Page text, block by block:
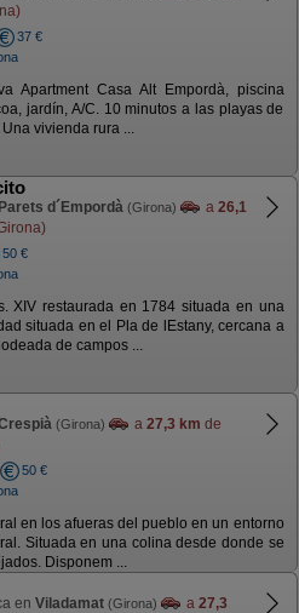
37 €
Apartment Casa Alt Empordà, piscina
jardín, A/C. 10 minutos a las playas de
vivienda rura ...
Parets d´Empordà (Girona) a 26,1
50 €
XIV restaurada en 1784 situada en una
situada en el Pla de lEstany, cercana a
de campos ...
(Girona) a 27,3 km de
50 €
en los afueras del pueblo en un entorno
Situada en una colina desde donde se
Disponem ...
en Viladamat (Girona) a 27,3